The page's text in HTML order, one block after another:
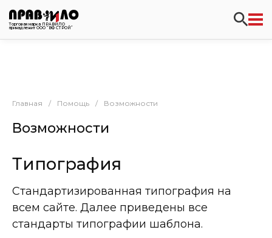
Торговая марка ПРАВИЛО
принадлежит ООО “ВФ СТРОЙ”
Главная / Помощь / Возможности
Возможности
Типография
Стандартизированная типография на
всем сайте. Далее приведены все
стандарты типографии шаблона.